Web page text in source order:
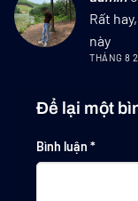
Rất
này
THÁNG 8
Để lại một
Bình luận *